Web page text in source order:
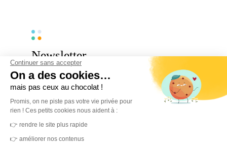
Newsletter.
Tous les mois, nous partageons nos actus, les
nouveautés produits et les tendances autour de
l'environnement de travail. Ne manquez rien,
inscrivez-vous !
Continuer sans accepter
On a des cookies…
mais pas ceux au chocolat !
Promis, on ne piste pas votre vie privée pour
rien ! Ces petits cookies nous aident à :
👉 rendre le site plus rapide
👉 améliorer nos contenus